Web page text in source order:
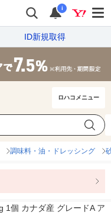
i
ID新規取得
ロハコメニュー
調味料・油・ドレッシング